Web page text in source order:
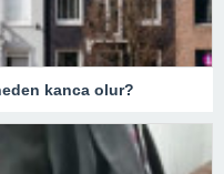
kanca olur?